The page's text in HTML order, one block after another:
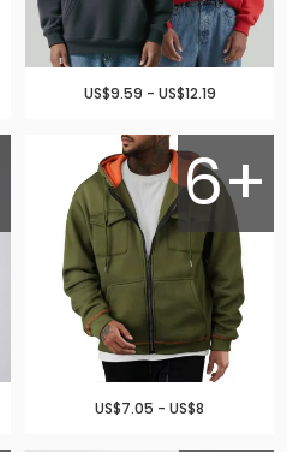
US$9.59 - US$12.19
6+
US$7.05 - US$8